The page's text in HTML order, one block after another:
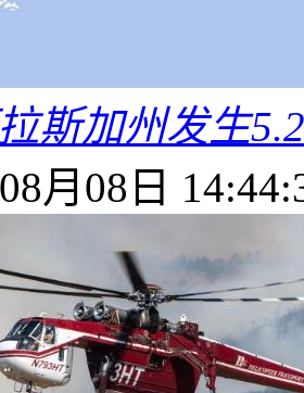
斯加州发生
月08日